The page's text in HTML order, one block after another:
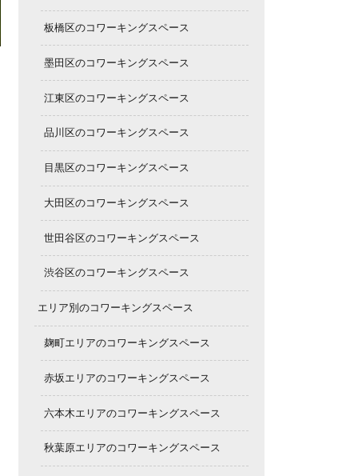
板橋区のコワーキングスペース
墨田区のコワーキングスペース
江東区のコワーキングスペース
品川区のコワーキングスペース
目黒区のコワーキングスペース
大田区のコワーキングスペース
世田谷区のコワーキングスペース
渋谷区のコワーキングスペース
エリア別のコワーキングスペース
麹町エリアのコワーキングスペース
赤坂エリアのコワーキングスペース
六本木エリアのコワーキングスペース
秋葉原エリアのコワーキングスペース